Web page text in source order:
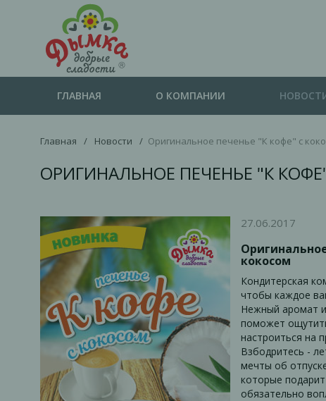
ГЛАВНАЯ О КОМПАНИИ
Главная / Новости / Оригинальное печенье "К кофе" с
ОРИГИНАЛЬНОЕ ПЕЧЕНЬЕ "К
27.06.2017
кокосом
Кондитерская
чтобы каждое
Нежный аромат
поможет
настроиться на
Взбодритесь -
мечты об
которые
обязательно